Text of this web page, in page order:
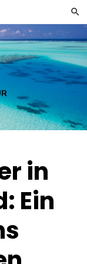
in
Ein